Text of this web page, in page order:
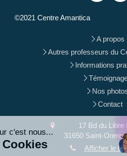
©2021 Centre Amantica
A propos
Autres professeurs du
Informations
Nos
Contact
17 Bd du Libre
31650 Saint-
Afficher le
Bonjour c'est nous...
Les Cookies